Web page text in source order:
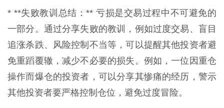
* **失败教训总结：** 亏损是交易过程中不可避免的
一部分。通过分享失败的教训，例如过度交易、盲目
追涨杀跌、风险控制不当等，可以提醒其他投资者避
免重蹈覆辙，减少不必要的损失。例如，一位因重仓
操作而爆仓的投资者，可以分享其惨痛的经历，警示
其他投资者要严格控制仓位，避免过度冒险。